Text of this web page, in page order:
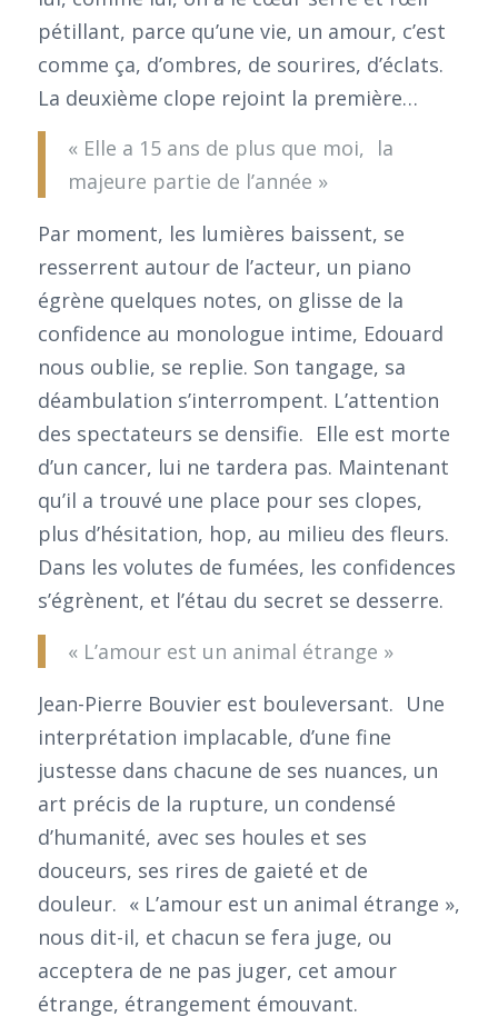
pétillant, parce qu’une vie, un amour, c’est
comme ça, d’ombres, de sourires, d’éclats.
La deuxième clope rejoint la première…
« Elle a 15 ans de plus que moi, la
majeure partie de l’année »
Par moment, les lumières baissent, se
resserrent autour de l’acteur, un piano
égrène quelques notes, on glisse de la
confidence au monologue intime, Edouard
nous oublie, se replie. Son tangage, sa
déambulation s’interrompent. L’attention
des spectateurs se densifie. Elle est morte
d’un cancer, lui ne tardera pas. Maintenant
qu’il a trouvé une place pour ses clopes,
plus d’hésitation, hop, au milieu des fleurs.
Dans les volutes de fumées, les confidences
s’égrènent, et l’étau du secret se desserre.
« L’amour est un animal étrange »
Jean-Pierre Bouvier est bouleversant. Une
interprétation implacable, d’une fine
justesse dans chacune de ses nuances, un
art précis de la rupture, un condensé
d’humanité, avec ses houles et ses
douceurs, ses rires de gaieté et de
douleur. « L’amour est un animal étrange »,
nous dit-il, et chacun se fera juge, ou
acceptera de ne pas juger, cet amour
étrange, étrangement émouvant.